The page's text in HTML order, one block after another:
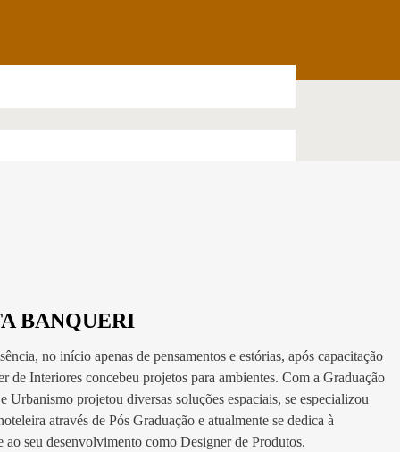
BANQUERI
no início apenas de pensamentos e estórias, após capacitação
de Interiores concebeu projetos para ambientes. Com a Graduação
Urbanismo projetou diversas soluções espaciais, se especializou
através de Pós Graduação e atualmente se dedica à
ao seu desenvolvimento como Designer de Produtos.